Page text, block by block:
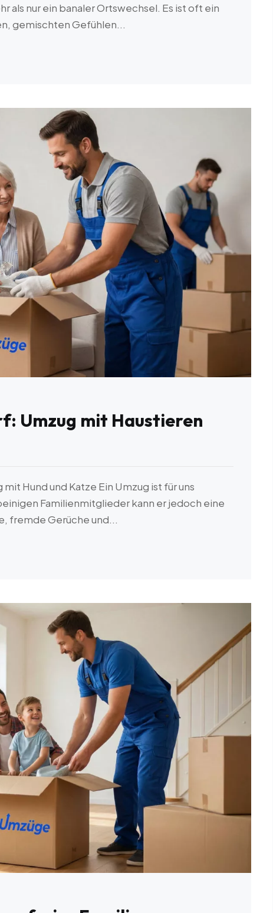
als nur ein banaler Ortswechsel. Es ist oft ein
gemischten Gefühlen...
Umzug mit Haustieren
Hund und Katze Ein Umzug ist für uns
Familienmitglieder kann er jedoch eine
fremde Gerüche und...